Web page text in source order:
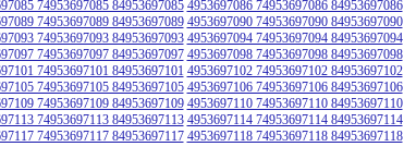
74953697085 84953697085 4953697086 74953697086 84953697086
74953697089 84953697089 4953697090 74953697090 84953697090
74953697093 84953697093 4953697094 74953697094 84953697094
74953697097 84953697097 4953697098 74953697098 84953697098
74953697101 84953697101 4953697102 74953697102 84953697102
74953697105 84953697105 4953697106 74953697106 84953697106
74953697109 84953697109 4953697110 74953697110 84953697110
74953697113 84953697113 4953697114 74953697114 84953697114
74953697117 84953697117 4953697118 74953697118 84953697118